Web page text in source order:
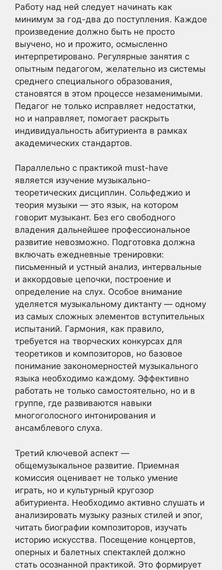
Работу над ней следует начинать как
минимум за год-два до поступления. Каждое
произведение должно быть не просто
выучено, но и прожито, осмысленно
интерпретировано. Регулярные занятия с
опытным педагогом, желательно из системы
среднего специального образования,
становятся в этом процессе незаменимыми.
Педагог не только исправляет недостатки,
но и направляет, помогает раскрыть
индивидуальность абитуриента в рамках
академических стандартов.
Параллельно с практикой must-have
является изучение музыкально-
теоретических дисциплин. Сольфеджио и
теория музыки — это язык, на котором
говорит музыкант. Без его свободного
владения дальнейшее профессиональное
развитие невозможно. Подготовка должна
включать ежедневные тренировки:
письменный и устный анализ, интервальные
и аккордовые цепочки, построение и
определение на слух. Особое внимание
уделяется музыкальному диктанту — одному
из самых сложных элементов вступительных
испытаний. Гармония, как правило,
требуется на творческих конкурсах для
теоретиков и композиторов, но базовое
понимание закономерностей музыкального
языка необходимо каждому. Эффективно
работать не только самостоятельно, но и в
группе, где развиваются навыки
многоголосного интонирования и
ансамблевого слуха.
Третий ключевой аспект —
общемузыкальное развитие. Приемная
комиссия оценивает не только умение
играть, но и культурный кругозор
абитуриента. Необходимо активно слушать и
анализировать музыку разных стилей и эпог,
читать биографии композиторов, изучать
историю искусства. Посещение концертов,
оперных и балетных спектаклей должно
стать осознанной практикой. Это формирует